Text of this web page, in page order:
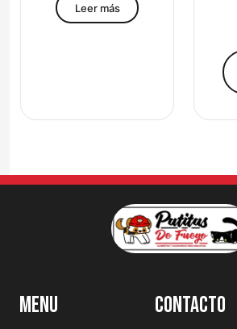
Leer más
Menu Contacto